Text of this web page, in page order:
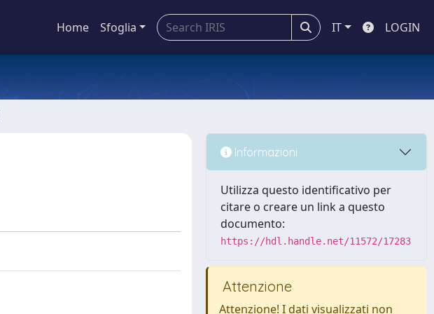
Home Sfoglia IT LOGIN
Informazioni
Utilizza questo identificativo per
citare o creare un link a questo
documento:
https://hdl.handle.net/11572/17283
Attenzione
Attenzione! I dati visualizzati non